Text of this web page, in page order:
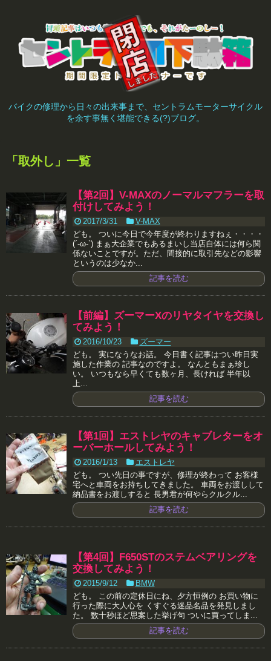
バイクの修理から日々の出来事まで、セントラムモーターサイクル
を余す事無く堪能できる(?)ブログ。
「 取外し 」 一覧
【第2回】V-MAXのノーマルマフラーを取
付けしてみよう！
2017/3/31
V-MAX
ども。 ついに今日で今年度が終わりますねぇ・・・・
(´-ω-`) まぁ大企業でもあるまいし当店自体には何ら関
係ないことですが。ただ、間接的に取引先などの影響
というのは少なか...
記事を読む
【前編】ズーマーXのリヤタイヤを交換し
てみよう！
2016/10/23
ズーマー
ども。 実になうなお話。 今日書く記事はつい昨日実
施した作業の 記事なのですよ。 なんともまぁ珍し
い。 いつもなら早くても数ヶ月、長ければ 半年以
上...
記事を読む
【第1回】エストレヤのキャブレターをオ
ーバーホールしてみよう！
2016/1/13
エストレヤ
ども。 つい先日の事ですが、修理が終わって お客様
宅へと車両をお持ちしてきました。 車両をお渡しして
納品書をお渡しすると 長男君が何やらクルクル...
記事を読む
【第4回】F650STのステムベアリングを
交換してみよう！
2015/9/12
BMW
ども。 この前の定休日にね、夕方恒例の お買い物に
行った際に大人心を くすぐる迷品名品を発見しまし
た。 数十秒ほど思案した挙げ句 ついに買ってしま...
記事を読む